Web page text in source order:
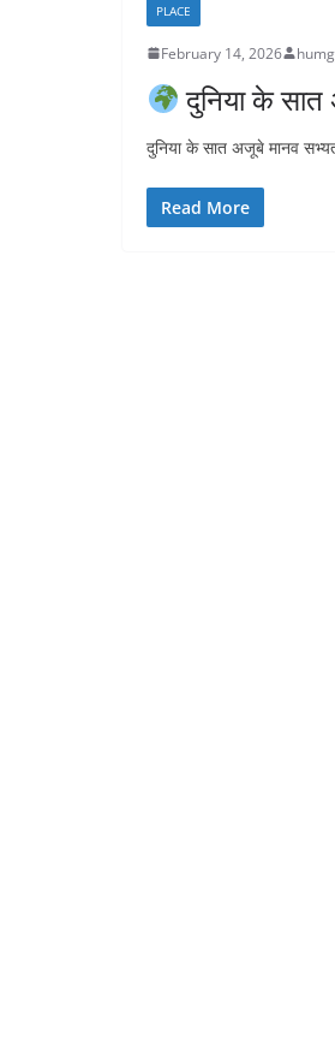
PLACE
February 14, 2026
दुनिया के
दुनिया के सात अजूबे मानव
Read More